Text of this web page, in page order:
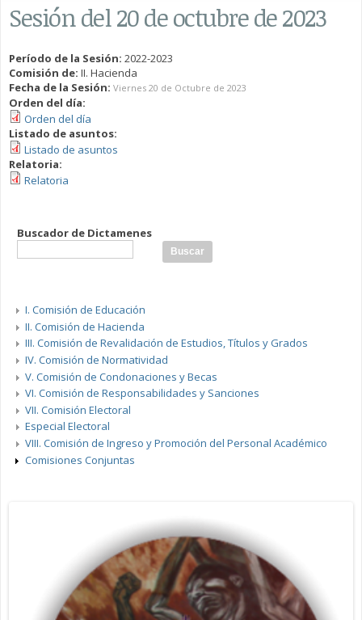
Sesión del 20 de octubre de 2023
Período de la Sesión: 2022-2023
Comisión de: II. Hacienda
Fecha de la Sesión: Viernes 20 de Octubre de 2023
Orden del día:
Orden del día
Listado de asuntos:
Listado de asuntos
Relatoria:
Relatoria
Buscador de Dictamenes
I. Comisión de Educación
II. Comisión de Hacienda
III. Comisión de Revalidación de Estudios, Títulos y Grados
IV. Comisión de Normatividad
V. Comisión de Condonaciones y Becas
VI. Comisión de Responsabilidades y Sanciones
VII. Comisión Electoral
Especial Electoral
VIII. Comisión de Ingreso y Promoción del Personal Académico
Comisiones Conjuntas